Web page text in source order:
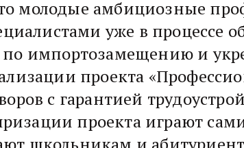
молодые амбициозные
уже в процессе
по импортозамещению и
проекта
с гарантией
проекта играют